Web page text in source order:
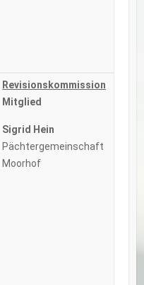
Revisionskommission
Mitglied
Sigrid Hein
Pächtergemeinschaft
Moorhof